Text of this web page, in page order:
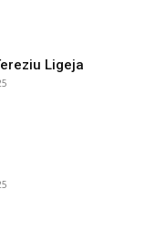
Ligeja